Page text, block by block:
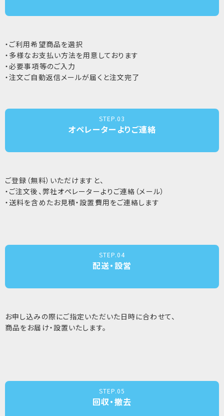
・ご利用希望商品を選択
・多様なお支払い方法を用意しております
・必要事項等のご入力
・注文ご自動返信メールが届くと注文完了
STEP.03
オペレーターよりご連絡
ご登録（無料）いただけますと、
・ご注文後、弊社オペレーターよりご連絡（メール）
・送料を含めたお見積・設置費用をご連絡します
STEP.04
配送・設営
お申し込みの際にご指定いただいた日時に合わせて、
商品をお届け・設置いたします。
STEP.05
回収・撤去